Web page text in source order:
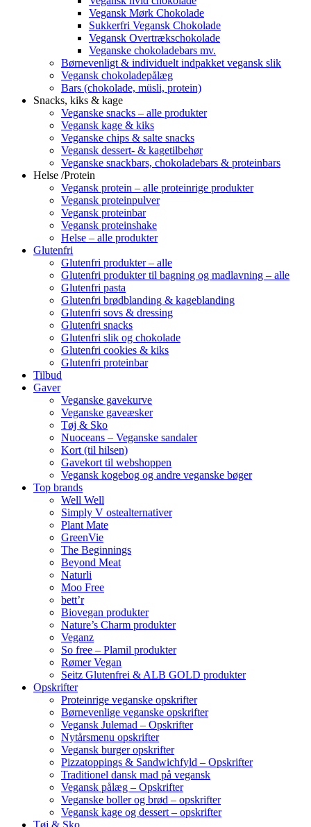
Vegansk Mørk Chokolade
Sukkerfri Vegansk Chokolade
Vegansk Overtrækschokolade
Veganske chokoladebars mv.
Børnevenligt & individuelt indpakket vegansk slik
Vegansk chokoladepålæg
Bars (chokolade, müsli, protein)
Snacks, kiks & kage
Veganske snacks – alle produkter
Vegansk kage & kiks
Veganske chips & salte snacks
Vegansk dessert- & kagetilbehør
Veganske snackbars, chokoladebars & proteinbars
Helse /Protein
Vegansk protein – alle proteinrige produkter
Vegansk proteinpulver
Vegansk proteinbar
Vegansk proteinshake
Helse – alle produkter
Glutenfri
Glutenfri produkter – alle
Glutenfri produkter til bagning og madlavning – alle
Glutenfri pasta
Glutenfri brødblanding & kageblanding
Glutenfri sovs & dressing
Glutenfri snacks
Glutenfri slik og chokolade
Glutenfri cookies & kiks
Glutenfri proteinbar
Tilbud
Gaver
Veganske gavekurve
Veganske gaveæsker
Tøj & Sko
Nuoceans – Veganske sandaler
Kort (til hilsen)
Gavekort til webshoppen
Vegansk kogebog og andre veganske bøger
Top brands
Well Well
Simply V ostealternativer
Plant Mate
GreenVie
The Beginnings
Beyond Meat
Naturli
Moo Free
bett’r
Biovegan produkter
Nature’s Charm produkter
Veganz
So free – Plamil produkter
Rømer Vegan
Seitz Glutenfrei & ALB GOLD produkter
Opskrifter
Proteinrige veganske opskrifter
Børnevenlige veganske opskrifter
Vegansk Julemad – Opskrifter
Nytårsmenu opskrifter
Vegansk burger opskrifter
Pizzatoppings & Sandwichfyld – Opskrifter
Traditionel dansk mad på vegansk
Vegansk pålæg – Opskrifter
Veganske boller og brød – opskrifter
Vegansk kage og dessert – opskrifter